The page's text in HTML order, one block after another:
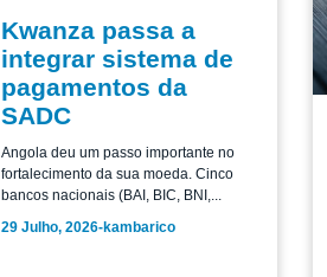
Kwanza passa a
integrar sistema de
pagamentos da
SADC
Angola deu um passo importante no
fortalecimento da sua moeda. Cinco
bancos nacionais (BAI, BIC, BNI,...
29 Julho, 2026 kambarico